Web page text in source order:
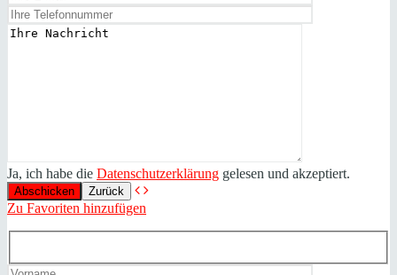
Ja, ich habe die Datenschutzerklärung gelesen und akzeptiert.
Zurück
Zu Favoriten hinzufügen